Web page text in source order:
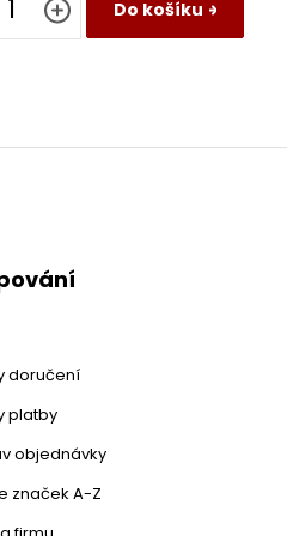
Do košíku
doručení
platby
objednávky
značek A-Z